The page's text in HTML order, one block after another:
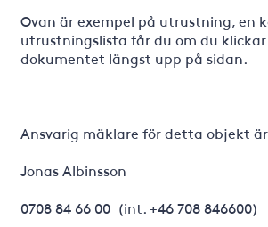
Ovan är exempel på utrustning, en
utrustningslista får du om du
dokumentet längst upp på sidan.
Ansvarig mäklare för detta objekt
Jonas Albinsson
0708 84 66 00 (int. +46 708 846600)